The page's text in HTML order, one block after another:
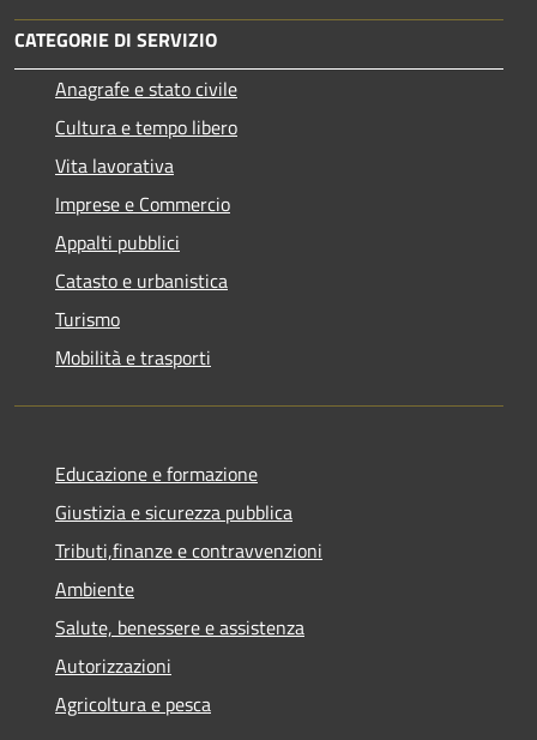
CATEGORIE DI SERVIZIO
Anagrafe e stato civile
Cultura e tempo libero
Vita lavorativa
Imprese e Commercio
Appalti pubblici
Catasto e urbanistica
Turismo
Mobilità e trasporti
Educazione e formazione
Giustizia e sicurezza pubblica
Tributi,finanze e contravvenzioni
Ambiente
Salute, benessere e assistenza
Autorizzazioni
Agricoltura e pesca